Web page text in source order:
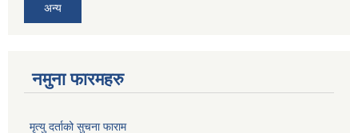
अन्य
नमुना फारमहरु
मृत्यु दर्ताको सुचना फाराम